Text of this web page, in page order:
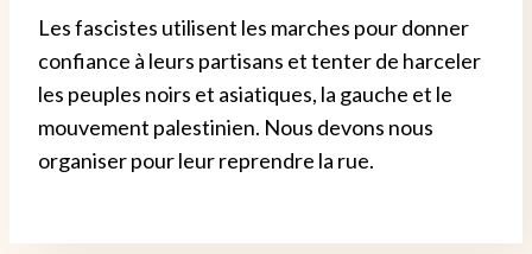
Les fascistes utilisent les marches pour donner
confiance à leurs partisans et tenter de harceler
les peuples noirs et asiatiques, la gauche et le
mouvement palestinien. Nous devons nous
organiser pour leur reprendre la rue.